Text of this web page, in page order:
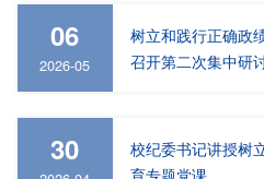
06
2026-05
树立和践行正确政
召开第二次集中研
30
校纪委书记讲授树
育专题党课